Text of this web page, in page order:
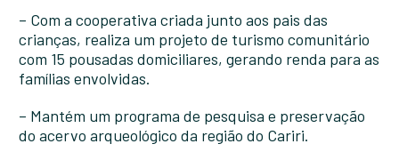
– Com a cooperativa criada junto aos pais das
crianças, realiza um projeto de turismo comunitário
com 15 pousadas domiciliares, gerando renda para as
famílias envolvidas.
– Mantém um programa de pesquisa e preservação
do acervo arqueológico da região do Cariri.